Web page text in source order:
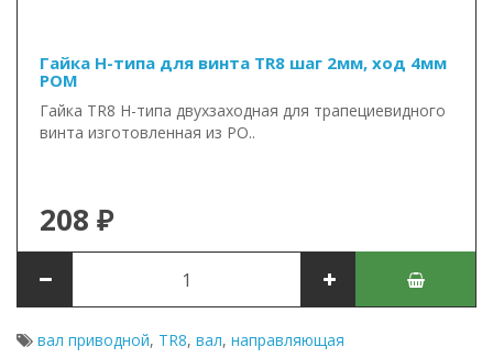
Гайка Н-типа для винта TR8 шаг 2мм, ход 4мм
POM
Гайка TR8 Н-типа двухзаходная для трапециевидного
винта изготовленная из PO..
208 ₽
вал приводной, TR8, вал, направляющая